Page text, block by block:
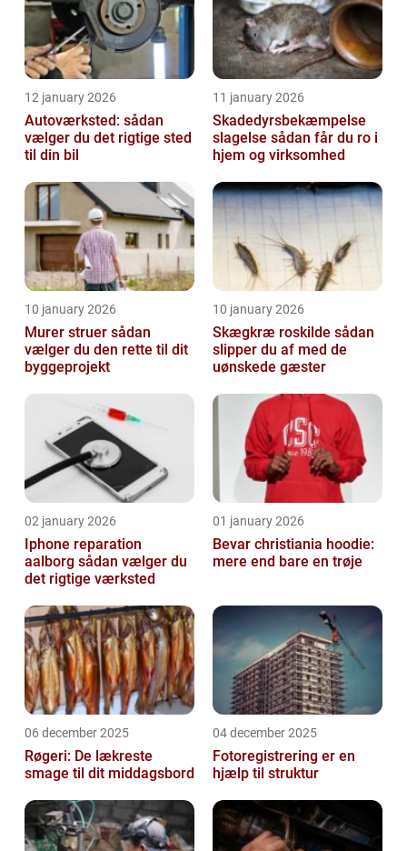
12 january 2026
Autoværksted: sådan
vælger du det rigtige sted
til din bil
11 january 2026
Skadedyrsbekæmpelse
slagelse sådan får du ro i
hjem og virksomhed
10 january 2026
Murer struer sådan
vælger du den rette til dit
byggeprojekt
10 january 2026
Skægkræ roskilde sådan
slipper du af med de
uønskede gæster
02 january 2026
Iphone reparation
aalborg sådan vælger du
det rigtige værksted
01 january 2026
Bevar christiania hoodie:
mere end bare en trøje
06 december 2025
Røgeri: De lækreste
smage til dit middagsbord
04 december 2025
Fotoregistrering er en
hjælp til struktur